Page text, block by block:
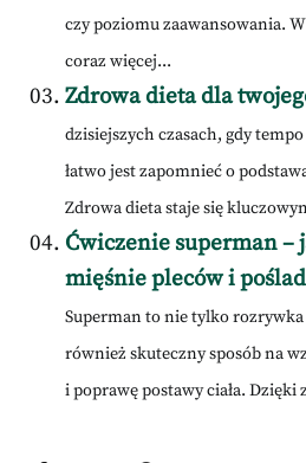
czy poziomu zaawansowania.
coraz więcej...
Zdrowa dieta dla
dzisiejszych czasach, gdy
łatwo jest zapomnieć o
Zdrowa dieta staje się
Ćwiczenie superman –
mięśnie pleców i
Superman to nie tylko
również skuteczny sposób na
i poprawę postawy ciała. Dzięki